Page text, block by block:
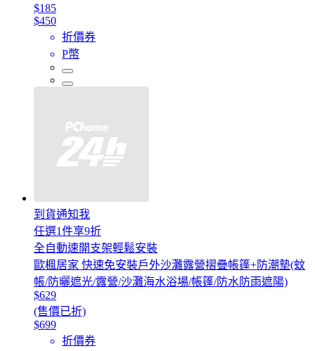
$185
$450
折價券
P幣
到貨通知我
任選1件享9折
全自動速開支架輕鬆安裝
歐楓居家 快速免安裝戶外沙灘露營摺疊帳篷+防潮墊(蚊
帳/防曬遮光/露營/沙灘海水浴場/帳篷/防水防雨遮陽)
$629
(售價已折)
$699
折價券